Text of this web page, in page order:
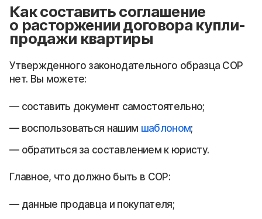
Как составить соглашение
о расторжении договора купли-
продажи квартиры
Утвержденного законодательного образца СОР
нет. Вы можете:
составить документ самостоятельно;
воспользоваться нашим шаблоном;
обратиться за составлением к юристу.
Главное, что должно быть в СОР:
данные продавца и покупателя;